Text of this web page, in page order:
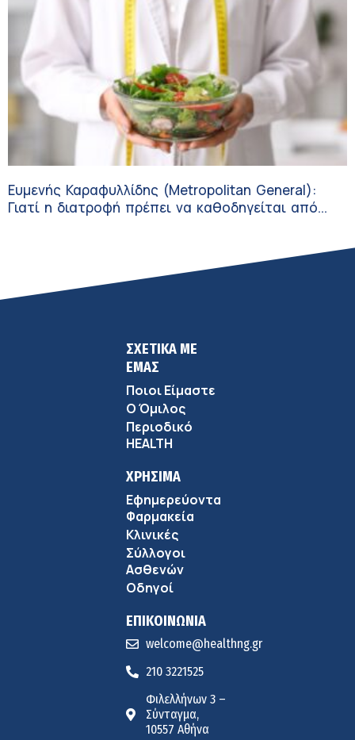
Ευμενής Καραφυλλίδης (Metropolitan General):
Γιατί η διατροφή πρέπει να καθοδηγείται από
ΣΧΕΤΙΚΑ ΜΕ
ΕΜΑΣ
Ποιοι Είμαστε
Ο Όμιλος
Περιοδικό
HEALTH
ΧΡΗΣΙΜΑ
Εφημερεύοντα
Φαρμακεία
Κλινικές
Σύλλογοι
Ασθενών
Οδηγοί
ΕΠΙΚΟΙΝΩΝΙΑ
welcome@healthng.gr
210 3221525
Φιλελλήνων 3 –
Σύνταγμα,
10557 Αθήνα